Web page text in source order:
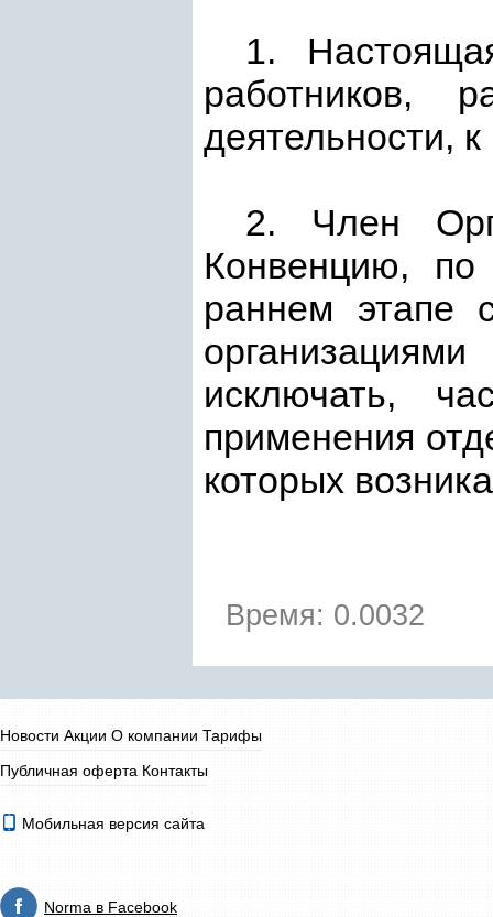
1.
работников,
деятельности,
2. Член
Конвенцию, по
раннем этапе
исключать,
применения
которых
Время: 0.0032
Новости Акции О компании Тарифы
Публичная оферта Контакты
Мобильная версия сайта
Norma в Facebook